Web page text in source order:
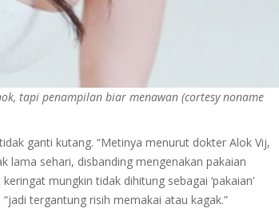
tapi penampilan biar menawan (cortesy noname
ganti kutang. “Metinya menurut dokter Alok Vij,
lama sehari, disbanding mengenakan pakaian
mungkin tidak dihitung sebagai ‘pakaian’
tergantung risih memakai atau kagak.”